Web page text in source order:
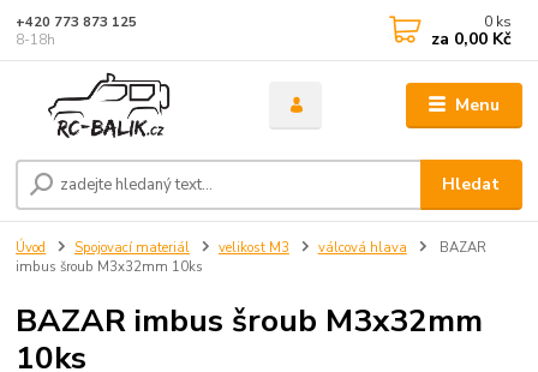
Menu
Hledat
+420 773 873 125
8-18h
0 ks
za 0,00 Kč
Úvod Spojovací materiál velikost M3 válcová hlava
BAZAR
imbus šroub M3x32mm 10ks
BAZAR imbus šroub M3x32mm
10ks